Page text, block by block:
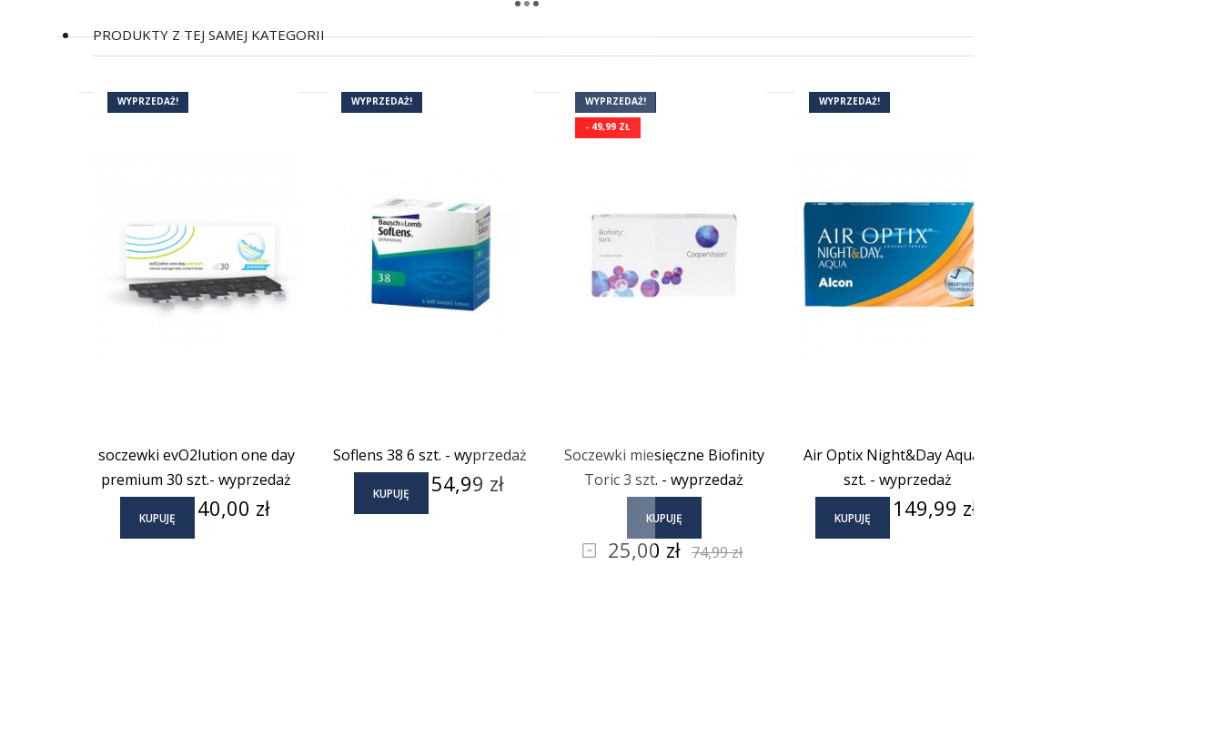
PRODUKTY Z TEJ SAMEJ KATEGORII
soczewki evO2lution one day
premium 30 szt.- wyprzedaż
KUPUJĘ Cena
40,00 zł
WYPRZEDAŻ!
Soflens 38 6 szt. - wyprzedaż
KUPUJĘ Cena
54,99 zł
WYPRZEDAŻ!
Soczewki miesięczne Biofinity
Toric 3 szt. - wyprzedaż
KUPUJĘ
Cena
25,00 zł Cena
74,99 zł
WYPRZEDAŻ!
- 49,99 ZŁ
Air Optix Night&Day Aqua 6
szt. - wyprzedaż
KUPUJĘ Cena
149,99 zł
WYPRZEDAŻ!